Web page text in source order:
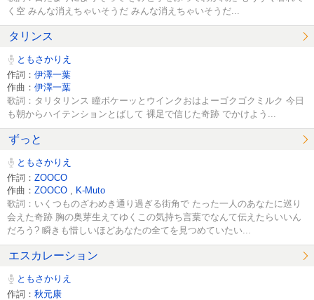
く空 みんな消えちゃいそうだ みんな消えちゃいそうだ...
タリンス
ともさかりえ
作詞： 伊澤一葉
作曲： 伊澤一葉
歌詞：タリタリンス 瞳ボケーッとウインクおはよーゴクゴクミルク 今日
も朝からハイテンションとばして 裸足で信じた奇跡 でかけよう...
ずっと
ともさかりえ
作詞： ZOOCO
作曲： ZOOCO K-Muto
歌詞：いくつものざわめき通り過ぎる街角で たった一人のあなたに巡り
会えた奇跡 胸の奥芽生えてゆくこの気持ち言葉でなんて伝えたらいいん
だろう? 瞬きも惜しいほどあなたの全てを見つめていたい...
エスカレーション
ともさかりえ
作詞： 秋元康